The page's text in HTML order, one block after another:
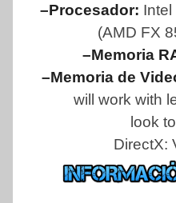
–Procesador:
(AMD FX
–Memoria
–Memoria de
will work with
look
DirectX: